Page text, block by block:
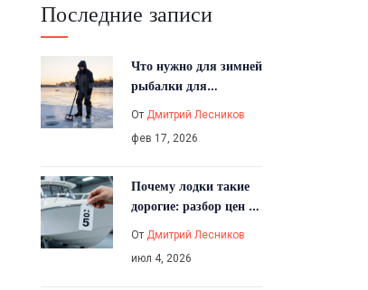
Последние записи
Что нужно для зимней
рыбалки для
список снастей и
советов
От Дмитрий Лесников
фев 17, 2026
Почему лодки такие
дорогие: разбор цен на
2026 году
От Дмитрий Лесников
июл 4, 2026